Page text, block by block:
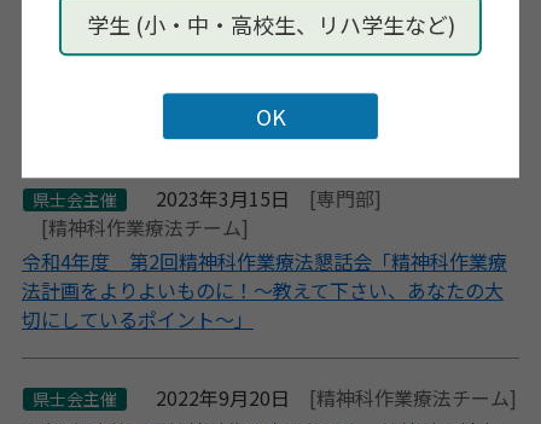
学生 (小・中・高校生、リハ学生など)
県士会主催 2023年6月10日
[専門部]
[精神科作業療法チーム]
精神科作業療法計画をより良いものに～ICFやMTDLPの
県士会主催 2023年3月15日
[専門部]
[精神科作業療法チーム]
令和4年度 第2回精神科作業療法懇話会「精神科作業療
法計画をよりよいものに！〜教えて下さい、あなたの大
切にしているポイント〜」
県士会主催 2022年9月20日
[精神科作業療法チーム]